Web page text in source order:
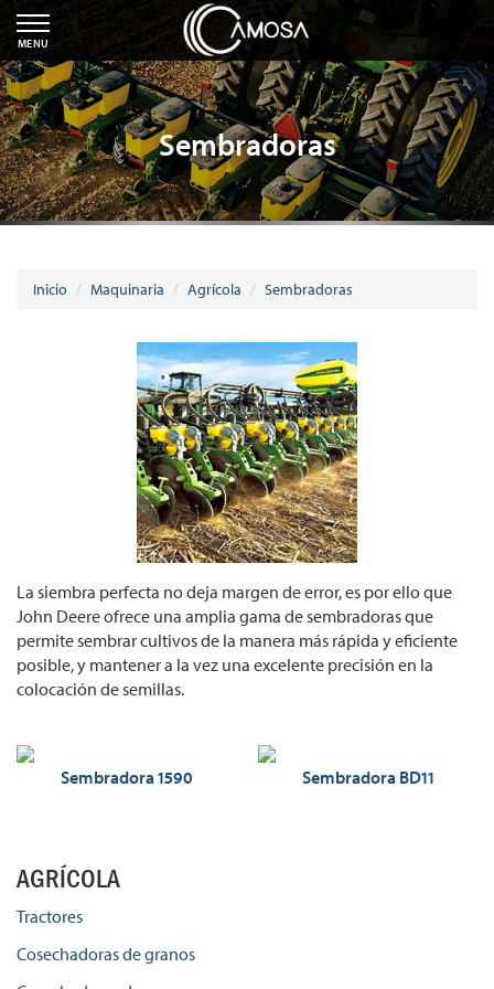
Sembradoras
Inicio Maquinaria Agrícola Sembradoras
La siembra perfecta no deja margen de error, es por ello que
John Deere ofrece una amplia gama de sembradoras que
permite sembrar cultivos de la manera más rápida y eficiente
posible, y mantener a la vez una excelente precisión en la
colocación de semillas.
Sembradora 1590 Sembradora BD11
AGRÍCOLA
Tractores
Cosechadoras de granos
MENU